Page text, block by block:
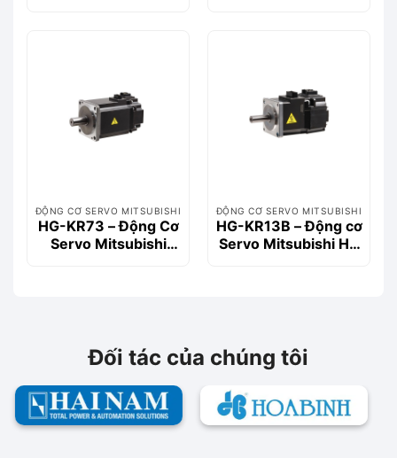
ĐỘNG CƠ SERVO MITSUBISHI
HG-KR73 – Động Cơ
Servo Mitsubishi
ĐỘNG CƠ SERVO MITSUBISHI
HG-KR13B – Động cơ
Servo Mitsubishi HG
Đối tác của chúng tôi